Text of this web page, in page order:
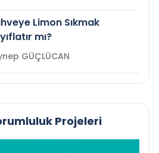
Limon Sıkmak
mı?
Zeynep GÜÇLÜCAN
Projeleri